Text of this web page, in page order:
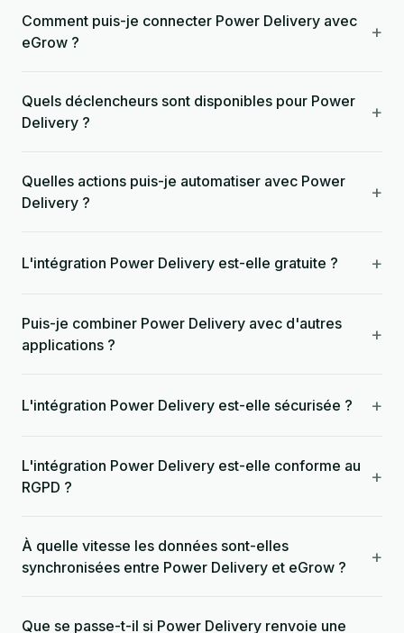
Comment puis-je connecter Power Delivery avec
eGrow ?
+
Quels déclencheurs sont disponibles pour Power
Delivery ?
+
Quelles actions puis-je automatiser avec Power
Delivery ?
+
L'intégration Power Delivery est-elle gratuite ? +
Puis-je combiner Power Delivery avec d'autres
applications ?
+
L'intégration Power Delivery est-elle sécurisée ? +
L'intégration Power Delivery est-elle conforme au
RGPD ?
+
À quelle vitesse les données sont-elles
synchronisées entre Power Delivery et eGrow ?
+
Que se passe-t-il si Power Delivery renvoie une